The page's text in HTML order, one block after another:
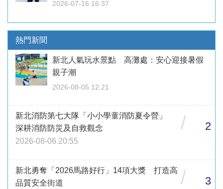
2026-07-16 16:37
熱門新聞
新北人氣玩水景點 高灘處：安心迎接暑假
親子潮
2026-08-05 12:21
新北消防第七大隊「小小學童消防夏令營」
深耕消防防災及自救觀念
2026-08-06 20:55
/ 2
新北勇奪「2026馬路好行」14項大獎 打造高
品質安全街道
/ 3